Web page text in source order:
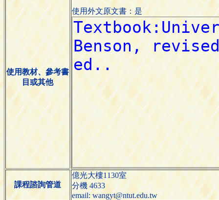
使用教材、參考書
目或其他
使用外文原文書：是
課程諮詢管道
億光大樓1130室
分機 4633
email: wangyt@ntut.edu.tw